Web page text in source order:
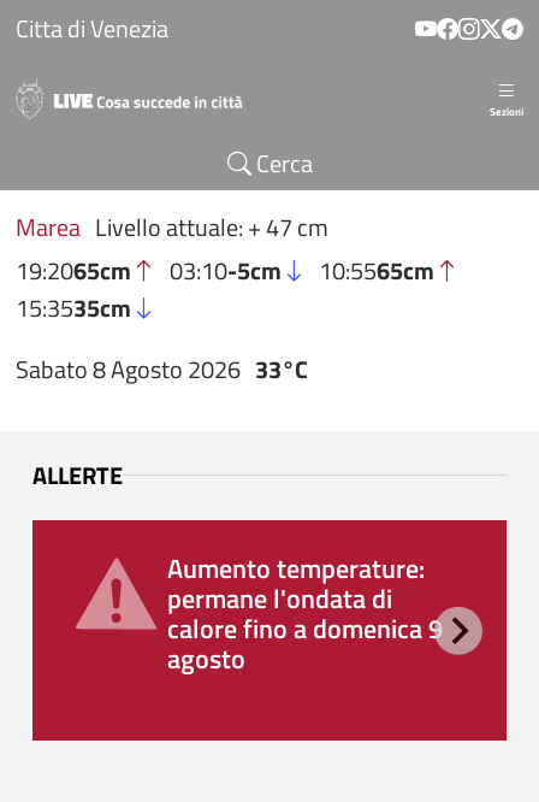
Salta al contenuto principale
Citta di Venezia
Sezioni
Cerca
Marea Livello attuale: + 47 cm
19:2065cm 03:10-5cm 10:5565cm
15:3535cm
Sabato 8 Agosto 2026 33°C
ALLERTE
Aumento temperature:
permane l'ondata di
calore fino a domenica 9
agosto